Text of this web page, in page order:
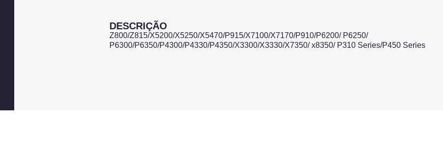
DESCRIÇÃO
Z800/Z815/X5200/X5250/X5470/P915/X7100/X7170/P910/P6200/ P6250/
P6300/P6350/P4300/P4330/P4350/X3300/X3330/X7350/ x8350/ P310 Series/P450 Series